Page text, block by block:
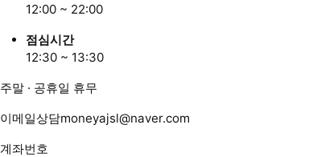
12:00 ~ 22:00
점심시간
12:30 ~ 13:30
주말 · 공휴일 휴무
이메일상담moneyajsl@naver.com
계좌번호